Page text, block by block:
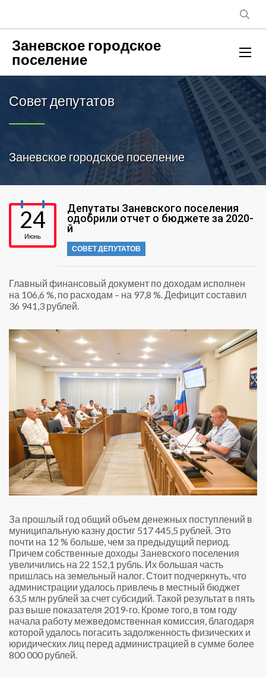
Заневское городское
поселение
Совет депутатов
Заневское городское поселение
24
Июнь
Депутаты Заневского поселения
одобрили отчет о бюджете за 2020-
й
СОВЕТ ДЕПУТАТОВ
Главный финансовый документ по доходам исполнен
на 106,6 %, по расходам – на 97,8 %. Дефицит составил
36 941,3 рублей.
За прошлый год общий объем денежных поступлений в
муниципальную казну достиг 517 445,5 рублей. Это
почти на 12 % больше, чем за предыдущий период.
Причем собственные доходы Заневского поселения
увеличились на 22 152,1 рубль. Их большая часть
пришлась на земельный налог. Стоит подчеркнуть, что
администрации удалось привлечь в местный бюджет
63,5 млн рублей за счет субсидий. Такой результат в пять
раз выше показателя 2019-го. Кроме того, в том году
начала работу межведомственная комиссия, благодаря
которой удалось погасить задолженность физических и
юридических лиц перед администрацией в сумме более
800 000 рублей.